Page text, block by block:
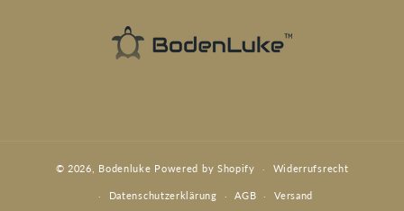
© 2026, Bodenluke Powered by Shopify Widerrufsrecht
Datenschutzerklärung AGB Versand